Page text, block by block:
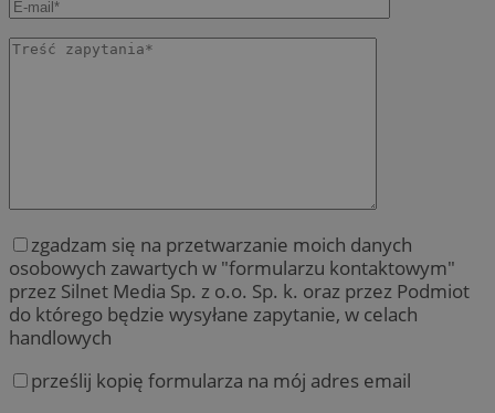
zgadzam się na przetwarzanie moich danych
osobowych zawartych w "formularzu kontaktowym"
przez Silnet Media Sp. z o.o. Sp. k. oraz przez Podmiot
do którego będzie wysyłane zapytanie, w celach
handlowych
prześlij kopię formularza na mój adres email